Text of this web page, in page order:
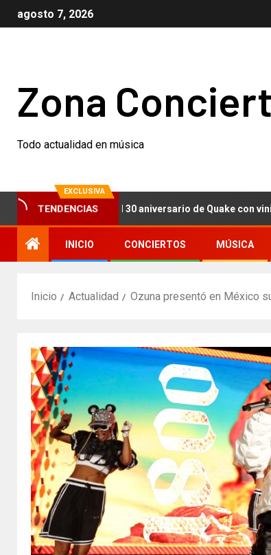
agosto 7, 2026
Zona
Todo actualidad en música
EXCLUSIVA
TENDENCIAS
Nails celebran el 30 aniversario de Quake con vinilo,
INICIO CONCIERTOS MÚSICA
Inicio Actualidad Ozuna presentó en México